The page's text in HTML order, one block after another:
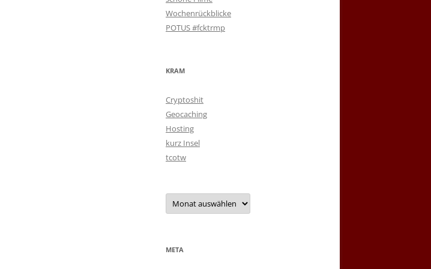
Wochenrückblicke
POTUS #fcktrmp
KRAM
Cryptoshit
Geocaching
Hosting
kurz Insel
tcotw
Archiv
META